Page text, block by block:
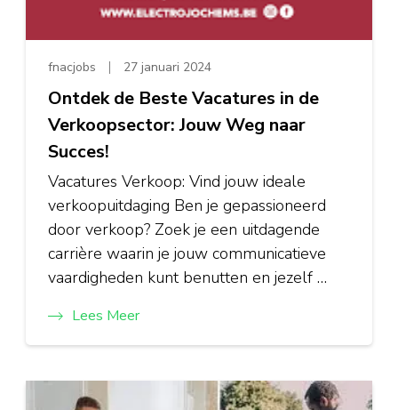
fnacjobs 27 januari 2024
Ontdek de Beste Vacatures in de
Verkoopsector: Jouw Weg naar
Succes!
Vacatures Verkoop: Vind jouw ideale
verkoopuitdaging Ben je gepassioneerd
door verkoop? Zoek je een uitdagende
carrière waarin je jouw communicatieve
vaardigheden kunt benutten en jezelf …
Lees Meer